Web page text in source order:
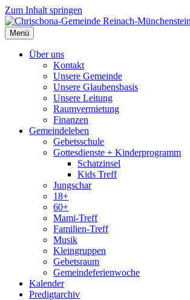
Zum Inhalt springen
Menü
Über uns
Kontakt
Unsere Gemeinde
Unsere Glaubensbasis
Unsere Leitung
Raumvermietung
Finanzen
Gemeindeleben
Gebetsschule
Gottesdienste + Kinderprogramm
Schatzinsel
Kids Treff
Jungschar
18+
60+
Mami-Treff
Familien-Treff
Musik
Kleingruppen
Gebetsraum
Gemeindeferienwoche
Kalender
Predigtarchiv